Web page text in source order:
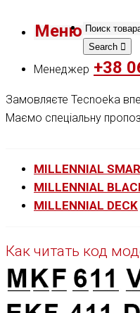
Меню
Search
Менеджер +38
Замовляєте Tecnoeka
Маємо спеціальну
MILLENNIAL
MILLENNIAL
MILLENNIAL DECK
Как читать код